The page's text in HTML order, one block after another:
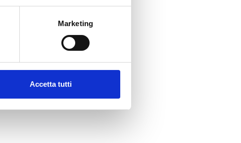
Marketing
Accetta tutti